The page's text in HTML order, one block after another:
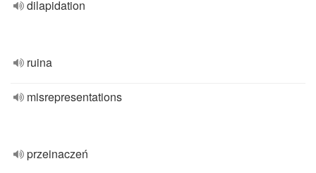
dilapidation
ruina
misrepresentations
przeinaczeń